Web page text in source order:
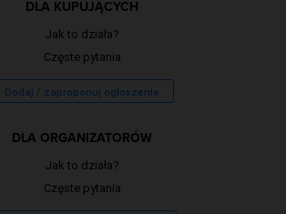
DLA KUPUJĄCYCH
Jak to działa?
Częste pytania
Dodaj / zaproponuj ogłoszenie
DLA ORGANIZATORÓW
Jak to działa?
Częste pytania